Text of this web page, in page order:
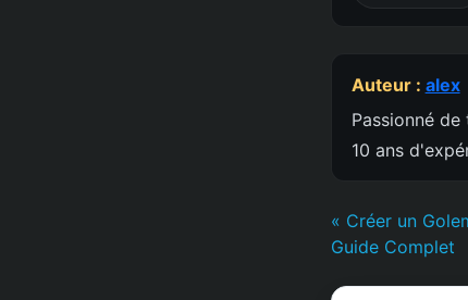
Auteur : alex
Passionné
10 ans
« Créer un
Guide Complet